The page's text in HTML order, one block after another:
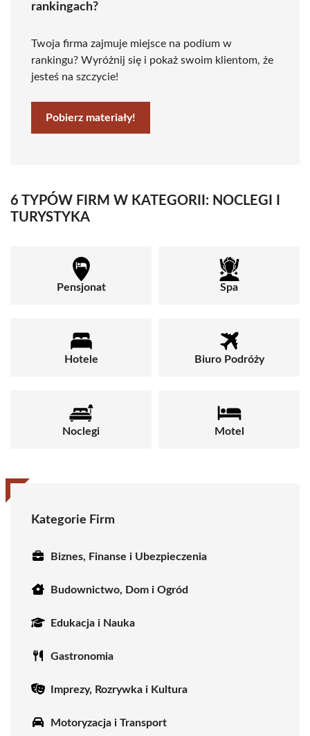
rankingach?
Twoja firma zajmuje miejsce na podium w
rankingu? Wyróżnij się i pokaż swoim klientom, że
jesteś na szczycie!
Pobierz materiały!
6 TYPÓW FIRM W KATEGORII: NOCLEGI I
TURYSTYKA
Pensjonat Spa
Hotele Biuro Podróży
Noclegi Motel
Kategorie Firm
Biznes, Finanse i Ubezpieczenia
Budownictwo, Dom i Ogród
Edukacja i Nauka
Gastronomia
Imprezy, Rozrywka i Kultura
Motoryzacja i Transport